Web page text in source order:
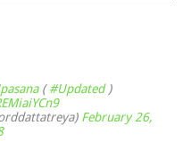
(#Updated)
February 26,